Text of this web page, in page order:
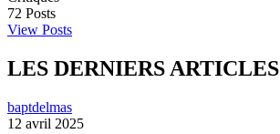
72 Posts
View Posts
LES DERNIERS ARTICLES
baptdelmas
12 avril 2025